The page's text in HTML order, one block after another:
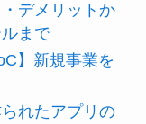
デメリットか
まで
】新規事業を
れたアプリの